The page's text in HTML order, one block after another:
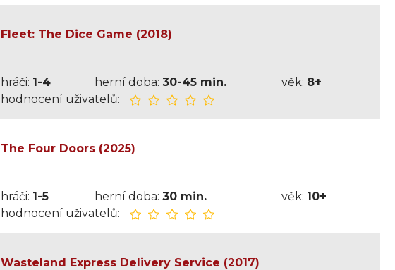
Fleet: The Dice Game (2018)
hráči: 1-4 herní doba: 30-45 min. věk: 8+
hodnocení uživatelů:
The Four Doors (2025)
hráči: 1-5 herní doba: 30 min. věk: 10+
hodnocení uživatelů:
Wasteland Express Delivery Service (2017)